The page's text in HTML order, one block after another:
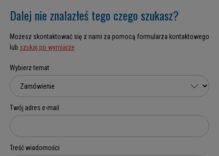
Dalej nie znalazłeś tego czego szukasz?
Możesz skontaktować się z nami za pomocą formularza kontaktowego
lub szukaj po wymiarze